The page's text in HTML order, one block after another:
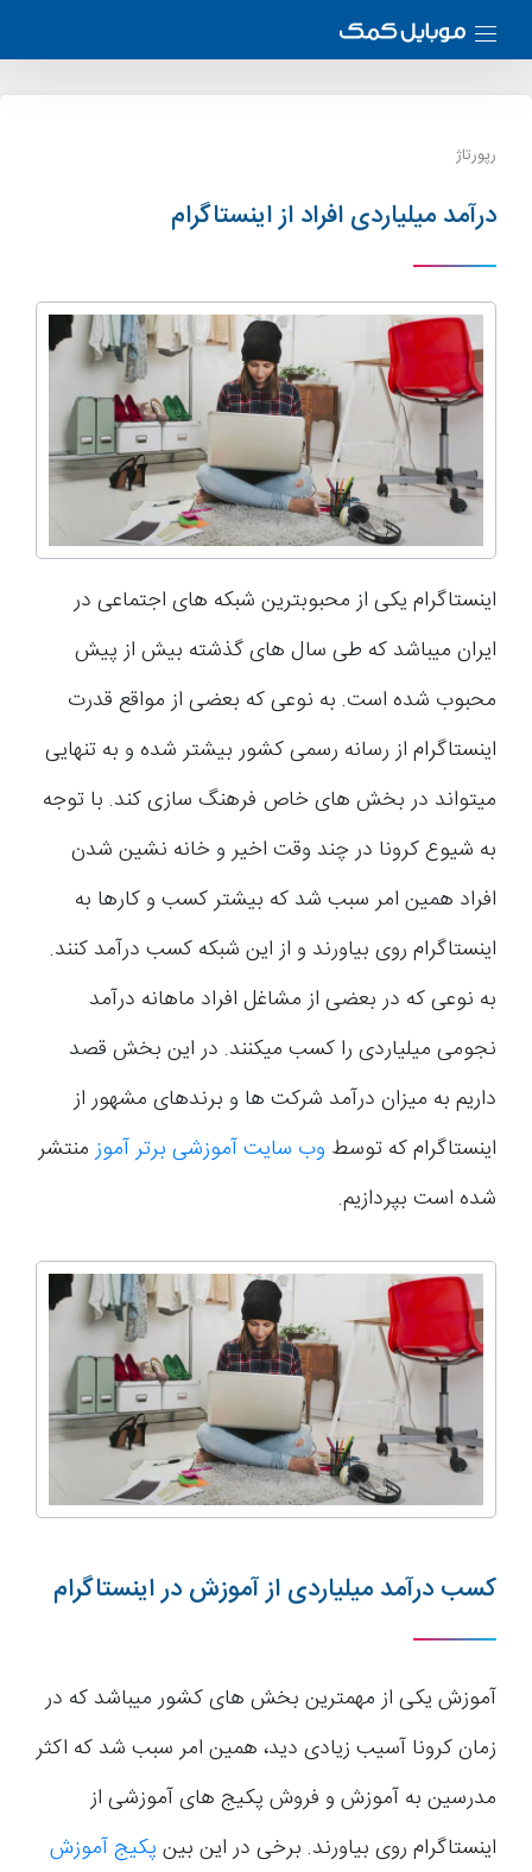
رپورتاژ
درآمد میلیاردی افراد از اینستاگرام
اینستاگرام یکی از محبوبترین شبکه های اجتماعی در
ایران میباشد که طی سال های گذشته بیش از پیش
محبوب شده است. به نوعی که بعضی از مواقع قدرت
اینستاگرام از رسانه رسمی کشور بیشتر شده و به تنهایی
میتواند در بخش های خاص فرهنگ سازی کند. با توجه
به شیوع کرونا در چند وقت اخیر و خانه نشین شدن
افراد همین امر سبب شد که بیشتر کسب و کارها به
اینستاگرام روی بیاورند و از این شبکه کسب درآمد کنند.
به نوعی که در بعضی از مشاغل افراد ماهانه درآمد
نجومی میلیاردی را کسب میکنند. در این بخش قصد
داریم به میزان درآمد شرکت ها و برندهای مشهور از
اینستاگرام که توسط وب سایت آموزشی برتر آموزمنتشر
شده است بپردازیم.
کسب درآمد میلیاردی از آموزش در اینستاگرام
آموزش یکی از مهمترین بخش های کشور میباشد که در
زمان کرونا آسیب زیادی دید، همین امر سبب شد که اکثر
مدرسین به آموزش و فروش پکیج های آموزشی از
اینستاگرام روی بیاورند. برخی در این بین پکیج آموزش